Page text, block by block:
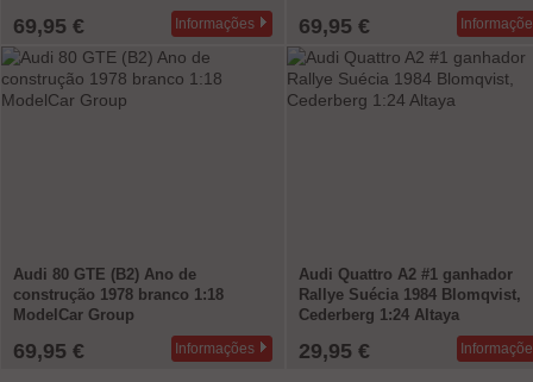
69,95 € Informações 69,95 €
Audi 80 GTE (B2) Ano de
construção 1978 branco 1:18
ModelCar Group
69,95 € Informações
Audi Quattro A2 #1 ganhador
Rallye Suécia 1984 Blomqvist,
Cederberg 1:24 Altaya
29,95 €